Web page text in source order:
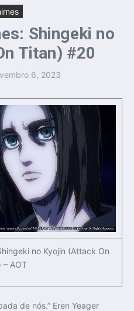
Shingeki no
Titan) #20
6, 2023
no Kyojin (Attack On
– AOT
de nós.” Eren Yeager